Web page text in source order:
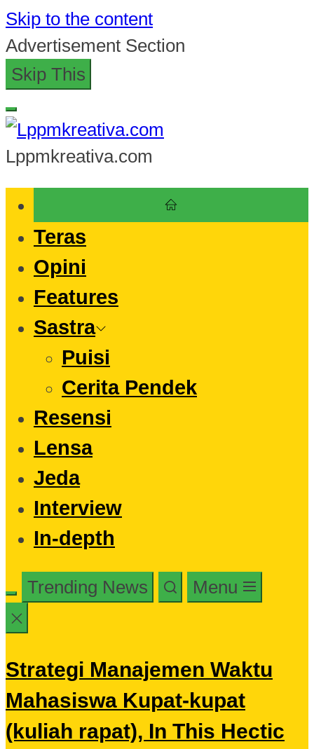
Skip to the content
Advertisement Section
Skip This
Lppmkreativa.com
Teras
Opini
Features
Sastra
Puisi
Cerita Pendek
Resensi
Lensa
Jeda
Interview
In-depth
Trending News Menu
Strategi Manajemen Waktu
Mahasiswa Kupat-kupat
(kuliah rapat), In This Hectic